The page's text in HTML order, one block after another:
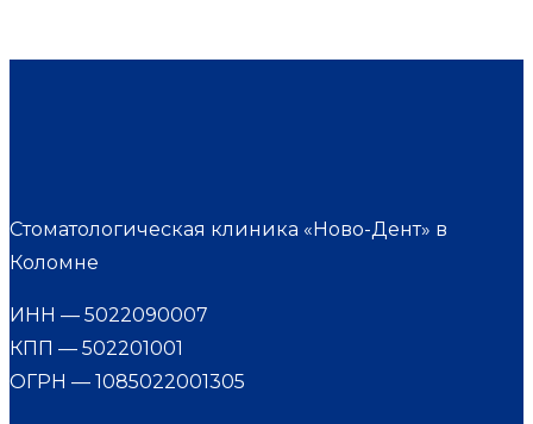
Стоматологическая клиника «Ново-Дент» в
Коломне
ИНН — 5022090007
КПП — 502201001
ОГРН — 1085022001305